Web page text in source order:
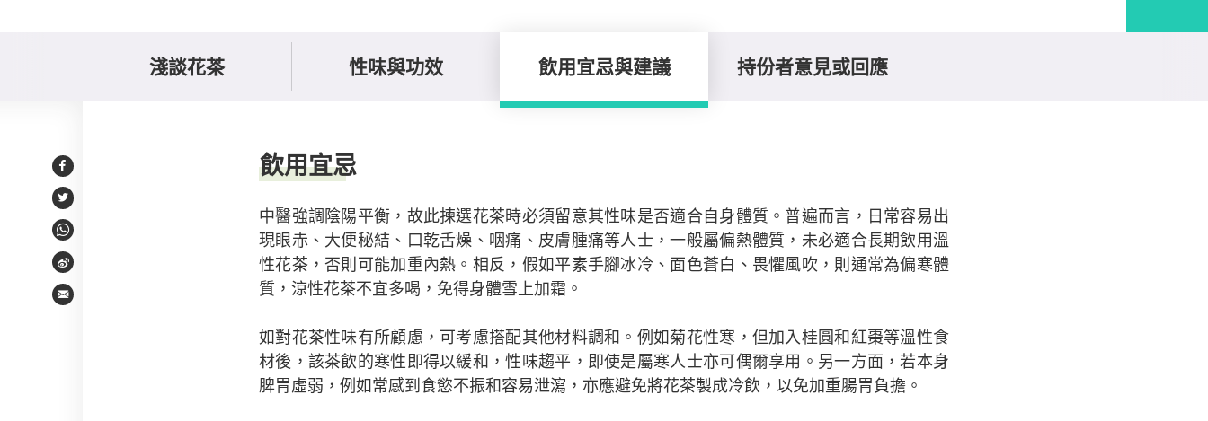
淺談花茶 性味與功效 飲用宜忌與建議 持份者意見或回應
Facebook
Twitter
WhatsApp
Weibo
Email
飲用宜忌
中醫強調陰陽平衡，故此揀選花茶時必須留意其性味是否適合自身體質。普遍而言，日常容易出
現眼赤、大便秘結、口乾舌燥、咽痛、皮膚腫痛等人士，一般屬偏熱體質，未必適合長期飲用溫
性花茶，否則可能加重內熱。相反，假如平素手腳冰冷、面色蒼白、畏懼風吹，則通常為偏寒體
質，涼性花茶不宜多喝，免得身體雪上加霜。
如對花茶性味有所顧慮，可考慮搭配其他材料調和。例如菊花性寒，但加入桂圓和紅棗等溫性食
材後，該茶飲的寒性即得以緩和，性味趨平，即使是屬寒人士亦可偶爾享用。另一方面，若本身
脾胃虛弱，例如常感到食慾不振和容易泄瀉，亦應避免將花茶製成冷飲，以免加重腸胃負擔。